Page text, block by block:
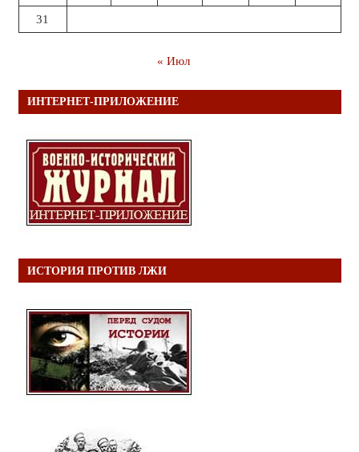
31
« Июл
ИНТЕРНЕТ-ПРИЛОЖЕНИЕ
ИСТОРИЯ ПРОТИВ ЛЖИ